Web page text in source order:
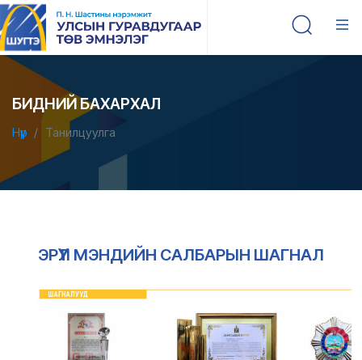
БИДНИЙ БАХАРХАЛ
Нүүр Танилцуулга
ЭРҮҮЛ МЭНДИЙН САЛБАРЫН ШАГНАЛ